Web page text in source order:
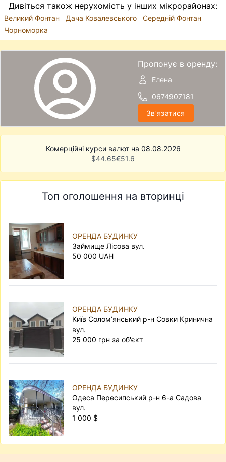
Дивіться також нерухомість у інших мікрорайонах:
Великий Фонтан Дача Ковалевського
Середній Фонтан
Чорноморка
Пропонує в оренду:
Елена
0674907181
Звʼязатися
Комерційні курси валют на 08.08.2026
$44.65€51.6
Топ оголошення на вторинці
ОРЕНДА БУДИНКУ
Займище Лісова вул.
50 000 UAH
ОРЕНДА БУДИНКУ
Київ Солом’янський р-н Совки Кринична
вул.
25 000 грн за об'єкт
ОРЕНДА БУДИНКУ
Одеса Пересипський р-н 6-а Садова
вул.
1 000 $